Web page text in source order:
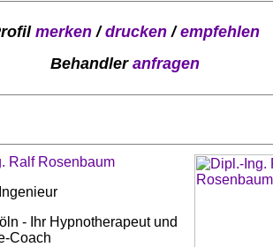
merken/drucken/empfehlen
Behandler anfragen
Ralf Rosenbaum
- Ihr Hypnotherapeut und
Coach